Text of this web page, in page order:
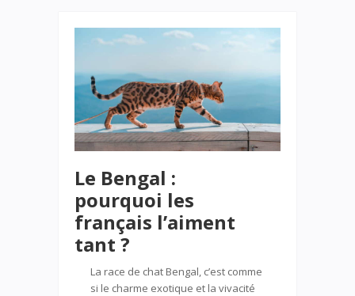
Le Bengal :
pourquoi les
français l’aiment
tant ?
La race de chat Bengal, c’est comme
si le charme exotique et la vivacité